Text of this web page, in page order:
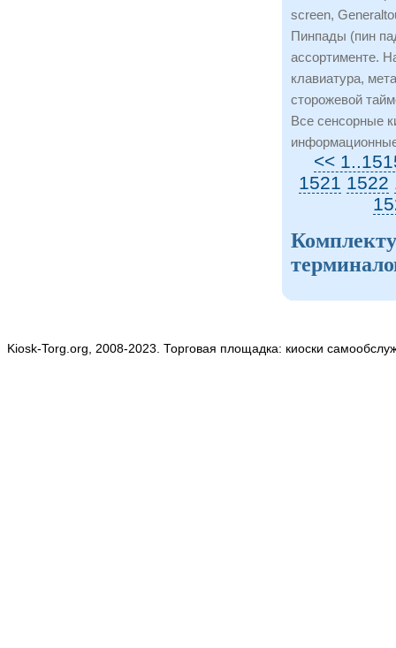
screen,
Пинпады (пин
ассортименте.
клавиатура,
сторожевой
Все сенсорные
<<
1521 1522
Kiosk-Torg.org, 2008-2023. Торговая площадка: киоски